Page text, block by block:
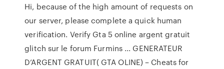
Hi, because of the high amount of requests on
our server, please complete a quick human
verification. Verify Gta 5 online argent gratuit
glitch sur le forum Furmins ... GENERATEUR
D’ARGENT GRATUIT( GTA OLINE) – Cheats for